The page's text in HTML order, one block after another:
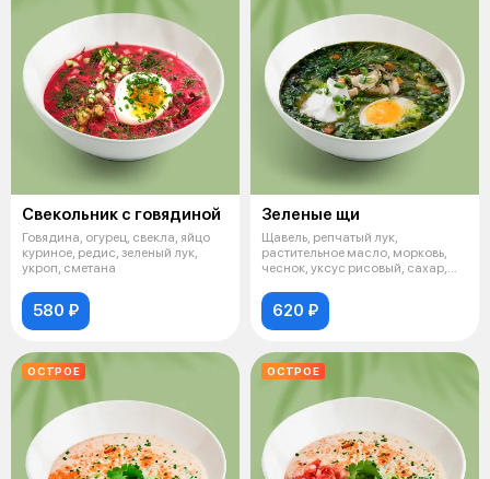
Свекольник с говядиной
Говядина, огурец, свекла, яйцо
куриное, редис, зеленый лук,
укроп, сметана
580 ₽
Зеленые щи
Щавель, репчатый лук,
растительное масло, морковь,
чеснок, уксус рисовый, сахар,
620 ₽
ОСТРОЕ ОСТРОЕ